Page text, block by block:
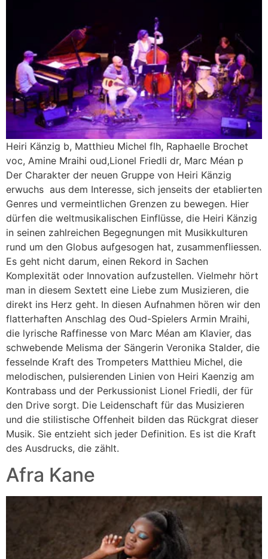
Heiri Känzig b, Matthieu Michel flh, Raphaelle Brochet
voc, Amine Mraihi oud,Lionel Friedli dr, Marc Méan p
Der Charakter der neuen Gruppe von Heiri Känzig
erwuchs aus dem Interesse, sich jenseits der etablierten
Genres und vermeintlichen Grenzen zu bewegen. Hier
dürfen die weltmusikalischen Einflüsse, die Heiri Känzig
in seinen zahlreichen Begegnungen mit Musikkulturen
rund um den Globus aufgesogen hat, zusammenfliessen.
Es geht nicht darum, einen Rekord in Sachen
Komplexität oder Innovation aufzustellen. Vielmehr hört
man in diesem Sextett eine Liebe zum Musizieren, die
direkt ins Herz geht. In diesen Aufnahmen hören wir den
flatterhaften Anschlag des Oud-Spielers Armin Mraihi,
die lyrische Raffinesse von Marc Méan am Klavier, das
schwebende Melisma der Sängerin Veronika Stalder, die
fesselnde Kraft des Trompeters Matthieu Michel, die
melodischen, pulsierenden Linien von Heiri Kaenzig am
Kontrabass und der Perkussionist Lionel Friedli, der für
den Drive sorgt. Die Leidenschaft für das Musizieren
und die stilistische Offenheit bilden das Rückgrat dieser
Musik. Sie entzieht sich jeder Definition. Es ist die Kraft
des Ausdrucks, die zählt.
Afra Kane